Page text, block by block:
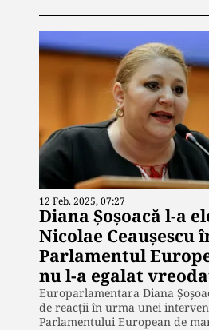
12 Feb. 2025, 07:27
Diana Șoșoacă l-a
Nicolae Ceaușescu
Parlamentul
nu l-a egalat
Europarlamentara Diana
de reacții în urma unei
Parlamentului European de